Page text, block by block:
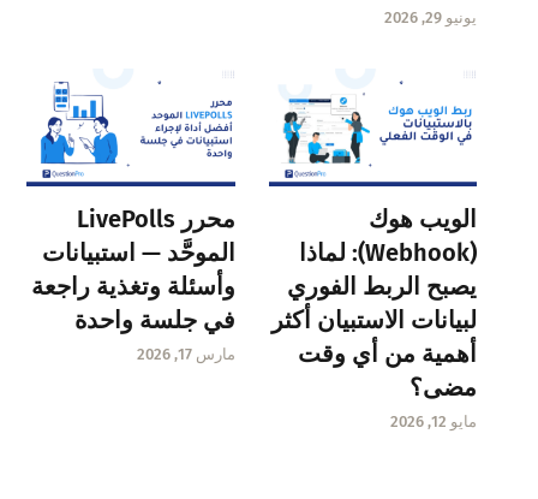
يونيو 29, 2026
الويب هوك
(Webhook): لماذا
يصبح الربط الفوري
لبيانات الاستبيان أكثر
أهمية من أي وقت
مضى؟
مايو 12, 2026
محرر LivePolls
الموحَّد — استبيانات
وأسئلة وتغذية راجعة
في جلسة واحدة
مارس 17, 2026